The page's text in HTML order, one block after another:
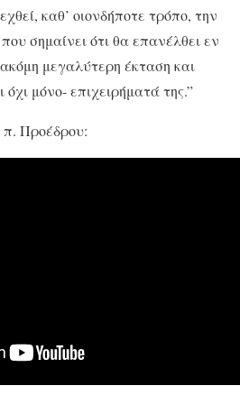
καθ’ οιονδήποτε τρόπο, την
σημαίνει ότι θα επανέλθει εν
μεγαλύτερη έκταση και
μόνο- επιχειρήματά της.”
π. Προέδρου: